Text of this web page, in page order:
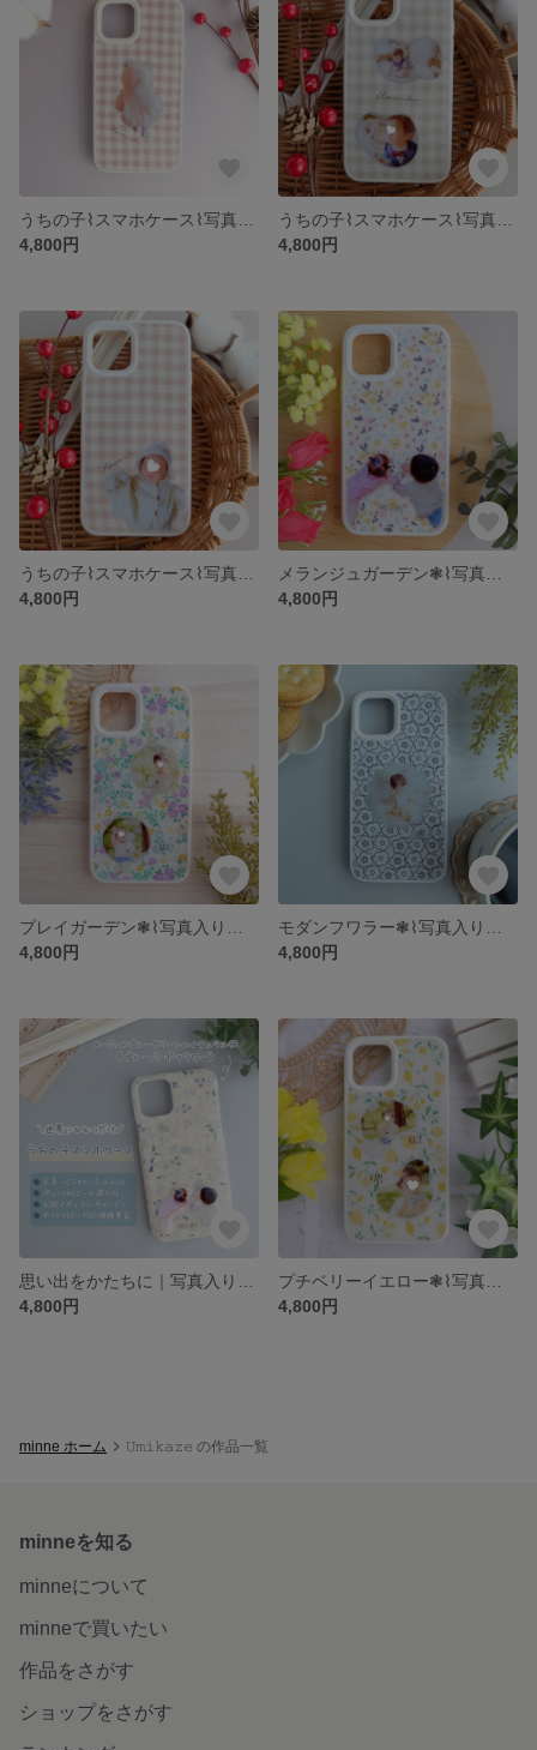
4,800円
4,800円
4,800円
4,800円
4,800円
4,800円
4,800円
4,800円
minne ホーム 𝚄𝚖𝚒𝚔𝚊𝚣𝚎 の作品一覧
minneを知る
minneについて
minneで買いたい
作品をさがす
ショップをさがす